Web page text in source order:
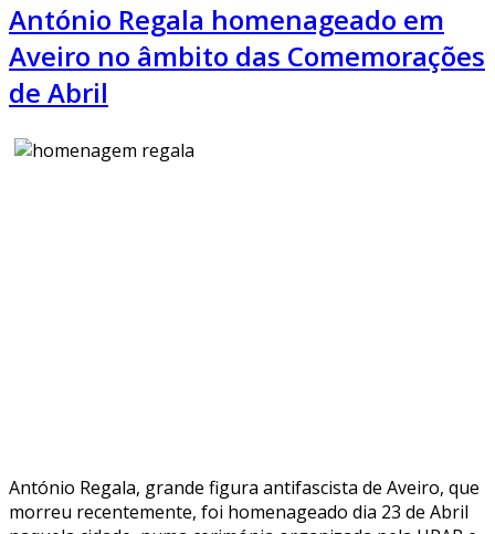
António Regala homenageado em
Aveiro no âmbito das Comemorações
de Abril
António Regala, grande figura antifascista de Aveiro, que
morreu recentemente, foi homenageado dia 23 de Abril